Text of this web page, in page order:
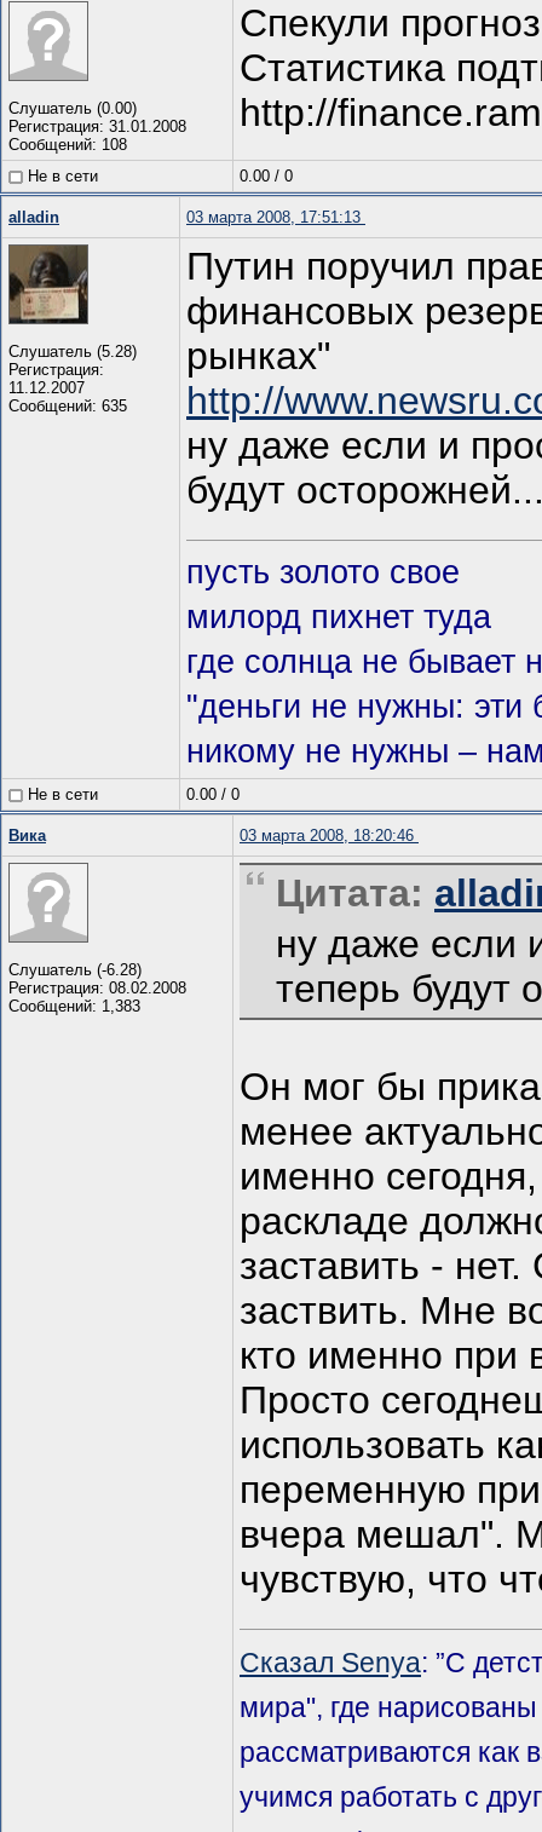
Слушатель (0.00)
Регистрация: 31.01.2008
Сообщений: 108
Спекули
Статистика
http://
Не в сети 0.00 / 0
alladin 03 марта 2008, 17:51:13
Слушатель (5.28)
Регистрация:
11.12.2007
Сообщений: 635
Путин поручил
финансовых
рынках"
http://
ну даже если и
будут
пусть золото свое
милорд пихнет туда
где солнца не бывает
"деньги не нужны: эти
никому не нужны –
Не в сети 0.00 / 0
Вика 03 марта 2008, 18:20:46
Слушатель (-6.28)
Регистрация: 08.02.2008
Сообщений: 1,383
Цитата:
ну даже если
теперь будут
Он мог бы
менее
именно
раскладе
заставить -
заствить. Мне
кто именно
Просто
использовать
переменную
вчера мешал".
чувствую, что
Сказал Senya: ”С
мира", где
рассматриваются как
учимся работать с